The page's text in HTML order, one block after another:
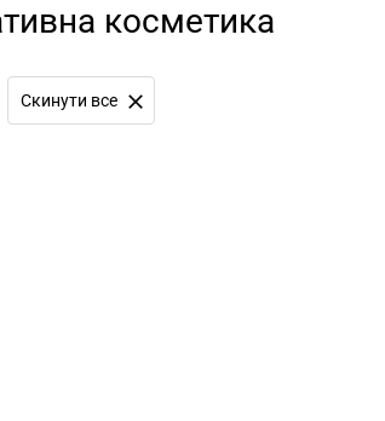
косметика
Cкинути все